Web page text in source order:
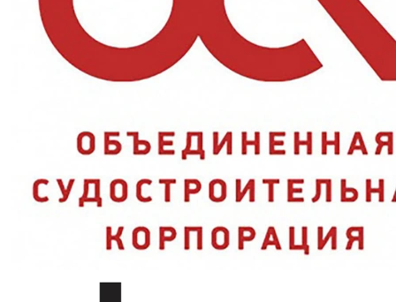
Характеристики и стандарты
Материал
HPPE-нить со стекловолокном
Покрытие
Нитрил
Стандарты
ТР ТС 019/2011, EN
388:2016+A1:2018
Вопросы и ответы
Зачем в нить добавляют стекловолокно?